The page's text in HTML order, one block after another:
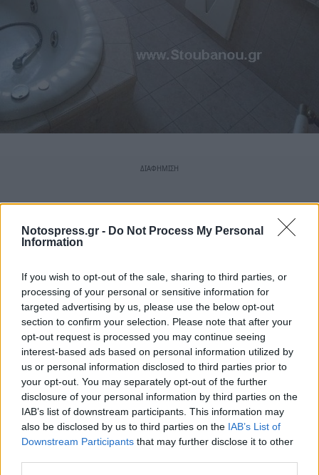
Notospress.gr - Do Not Process My Personal
Information
If you wish to opt-out of the sale, sharing to third parties, or
processing of your personal or sensitive information for
targeted advertising by us, please use the below opt-out
section to confirm your selection. Please note that after your
opt-out request is processed you may continue seeing
interest-based ads based on personal information utilized by
us or personal information disclosed to third parties prior to
your opt-out. You may separately opt-out of the further
disclosure of your personal information by third parties on the
IAB’s list of downstream participants. This information may
also be disclosed by us to third parties on the IAB’s List of
Downstream Participants that may further disclose it to other